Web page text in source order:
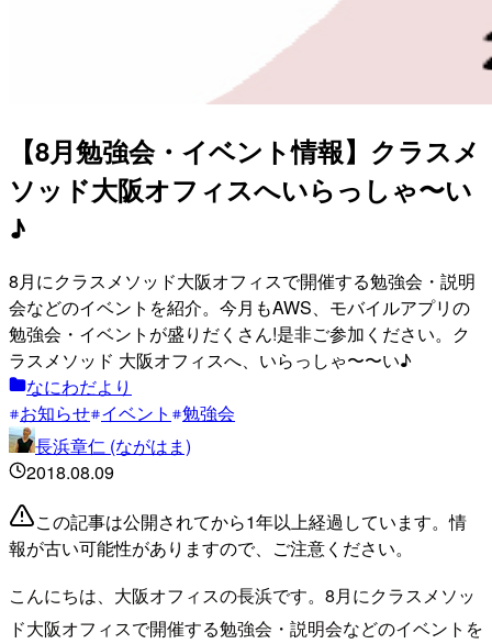
【8月勉強会・イベント情報】クラスメ
ソッド大阪オフィスへいらっしゃ〜い
♪
8月にクラスメソッド大阪オフィスで開催する勉強会・説明
会などのイベントを紹介。今月もAWS、モバイルアプリの
勉強会・イベントが盛りだくさん!是非ご参加ください。ク
ラスメソッド 大阪オフィスへ、いらっしゃ〜〜い♪
なにわだより
お知らせ イベント
勉強会
長浜章仁 (ながはま)
2018.08.09
この記事は公開されてから1年以上経過しています。情
報が古い可能性がありますので、ご注意ください。
こんにちは、大阪オフィスの長浜です。8月にクラスメソッ
ド大阪オフィスで開催する勉強会・説明会などのイベントを